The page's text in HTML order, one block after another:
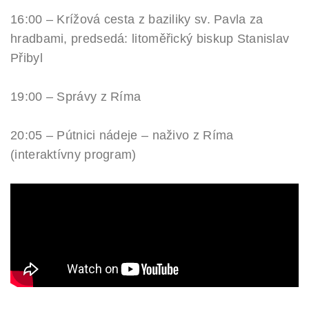
16:00 – Krížová cesta z baziliky sv. Pavla za
hradbami, predsedá: litoměřický biskup Stanislav
Přibyl
19:00 – Správy z Ríma
20:05 – Pútnici nádeje – naživo z Ríma
(interaktívny program)